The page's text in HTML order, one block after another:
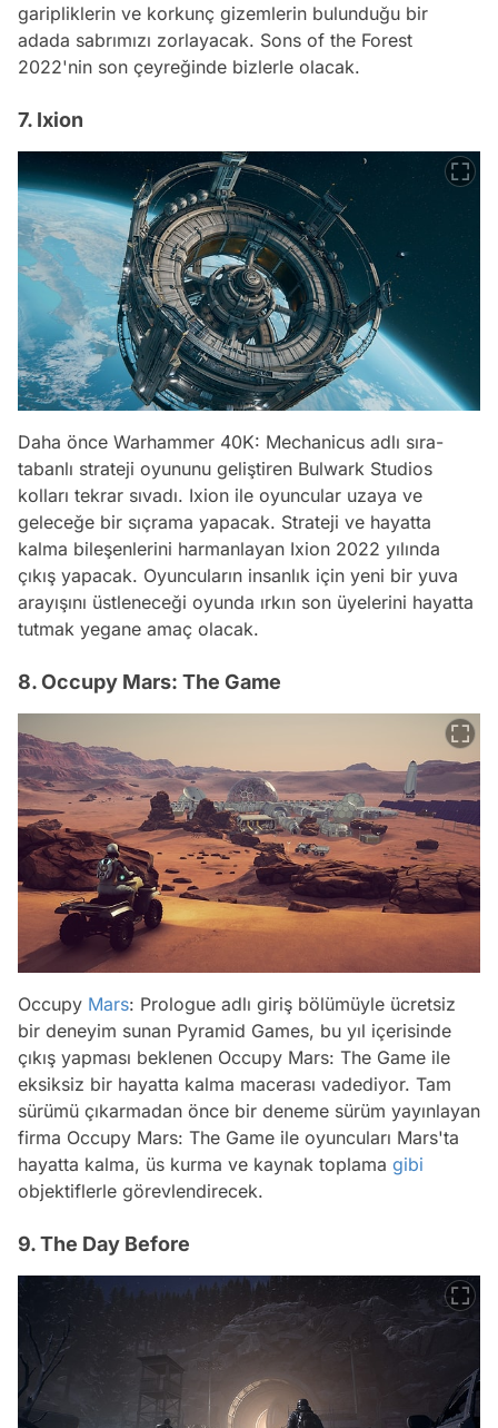
garipliklerin ve korkunç gizemlerin bulunduğu bir
adada sabrımızı zorlayacak. Sons of the Forest
2022'nin son çeyreğinde bizlerle olacak.
7. Ixion
Daha önce Warhammer 40K: Mechanicus adlı sıra-
tabanlı strateji oyununu geliştiren Bulwark Studios
kolları tekrar sıvadı. Ixion ile oyuncular uzaya ve
geleceğe bir sıçrama yapacak. Strateji ve hayatta
kalma bileşenlerini harmanlayan Ixion 2022 yılında
çıkış yapacak. Oyuncuların insanlık için yeni bir yuva
arayışını üstleneceği oyunda ırkın son üyelerini hayatta
tutmak yegane amaç olacak.
8. Occupy Mars: The Game
Occupy Mars: Prologue adlı giriş bölümüyle ücretsiz
bir deneyim sunan Pyramid Games, bu yıl içerisinde
çıkış yapması beklenen Occupy Mars: The Game ile
eksiksiz bir hayatta kalma macerası vadediyor. Tam
sürümü çıkarmadan önce bir deneme sürüm yayınlayan
firma Occupy Mars: The Game ile oyuncuları Mars'ta
hayatta kalma, üs kurma ve kaynak toplama gibi
objektiflerle görevlendirecek.
9. The Day Before